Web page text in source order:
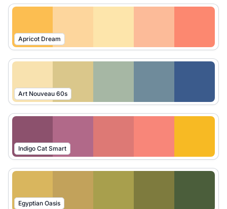
Apricot Dream
Art Nouveau 60s
Indigo Cat Smart
Egyptian Oasis